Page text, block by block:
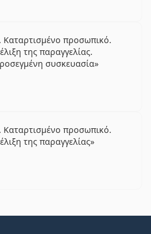
Καταρτισμένο προσωπικό.
της παραγγελίας.
συσκευασία
Καταρτισμένο προσωπικό.
της παραγγελίας